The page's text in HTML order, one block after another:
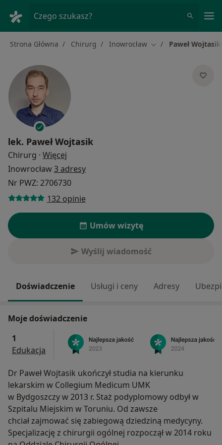
Czego szukasz?
Strona Główna Chirurg Inowrocław Zmień miasto
Paweł Wojtasik
lek. Paweł Wojtasik
Chirurg · Więcej
Inowrocław3 adresy
Nr PWZ: 2706730
132 opinie
Umów wizytę
Wyślij wiadomość
Doświadczenie Usługi i ceny Adresy
Moje doświadczenie
1
Edukacja
Dr Paweł Wojtasik ukończył studia na kierunku
lekarskim w Collegium Medicum UMK
w Bydgoszczy w 2013 r. Staż podyplomowy odbył w
Szpitalu Miejskim w Toruniu. Od zawsze
chciał zajmować się zabiegową dziedziną medycyny.
Specjalizację z chirurgii ogólnej rozpoczął w 2014 roku